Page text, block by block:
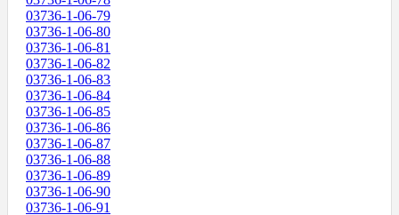
03736-1-06-79
03736-1-06-80
03736-1-06-81
03736-1-06-82
03736-1-06-83
03736-1-06-84
03736-1-06-85
03736-1-06-86
03736-1-06-87
03736-1-06-88
03736-1-06-89
03736-1-06-90
03736-1-06-91